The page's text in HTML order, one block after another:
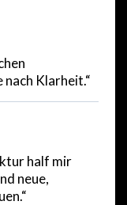
Klarheit.“
half mir
neue,